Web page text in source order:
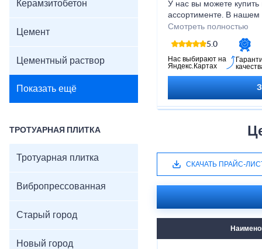
Керамзитобетон
Цемент
Цементный раствор
Показать ещё
ТРОТУАРНАЯ ПЛИТКА
Тротуарная плитка
Вибропрессованная
Старый город
Новый город
У нас вы можете
ассортименте. В нашем
следующий сортамент
балка двутавровая,
проволока, швеллер.
Смотреть полностью
5.0
Нас выбирают на
Яндекс.Картах
СКАЧАТЬ ПРАЙС-